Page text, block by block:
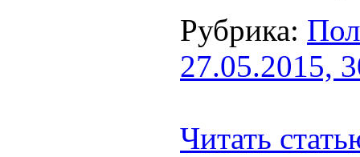
Рубрика:
27.05.2015,
Читать